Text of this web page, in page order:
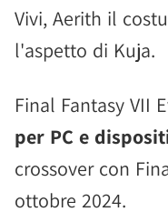
Vivi, Aerith il
l'aspetto di Kuja.
Final Fantasy VII
per PC e
crossover con
ottobre 2024.